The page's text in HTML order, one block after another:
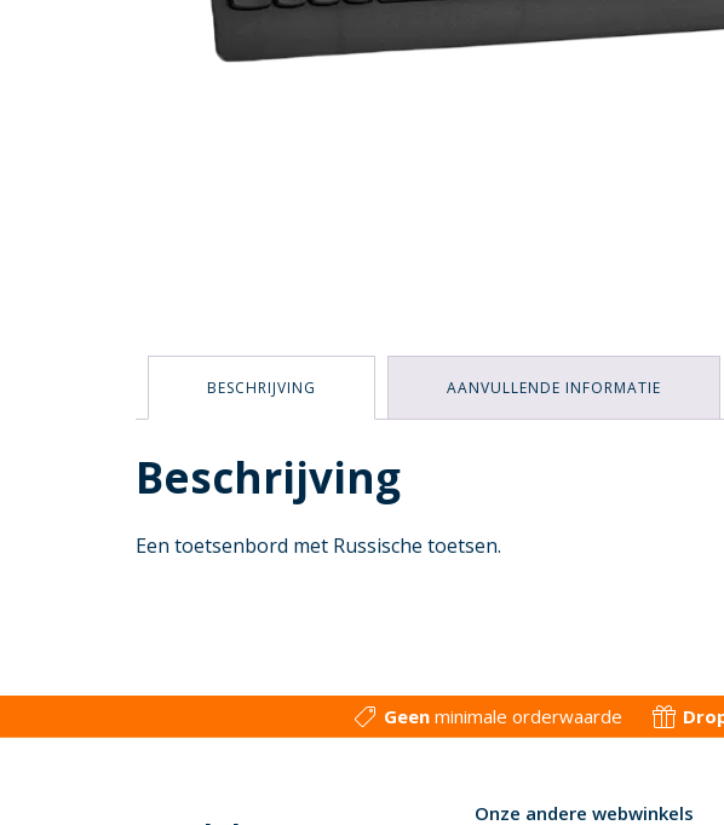
BESCHRIJVING AANVULLENDE INFORMATIE
Beschrijving
Een toetsenbord met Russische toetsen.
Geen minimale orderwaarde
Onze andere webwinkels